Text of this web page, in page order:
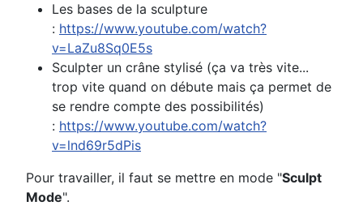
Les bases de la sculpture
: https://www.youtube.com/watch?
v=LaZu8Sq0E5s
Sculpter un crâne stylisé (ça va très vite...
trop vite quand on débute mais ça permet de
se rendre compte des possibilités)
: https://www.youtube.com/watch?
v=lnd69r5dPis
Pour travailler, il faut se mettre en mode "Sculpt
Mode".